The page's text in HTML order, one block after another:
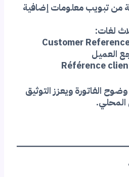
من تبويب معلومات إضافية
لغات:
العميل
الفاتورة ويعزز التوثيق
المحلي.